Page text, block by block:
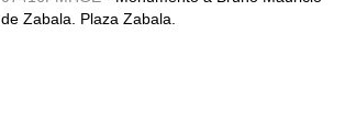
de Zabala. Plaza Zabala.